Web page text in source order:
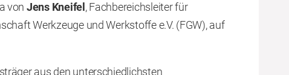
von Jens Kneifel , Fachbereichsleiter für
Werkzeuge und Werkstoffe e.V. (FGW), auf
aus den unterschiedlichsten